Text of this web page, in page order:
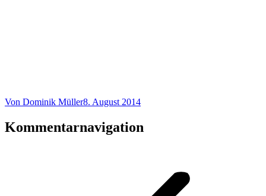
Von Dominik Müller8. August 2014
Kommentarnavigation